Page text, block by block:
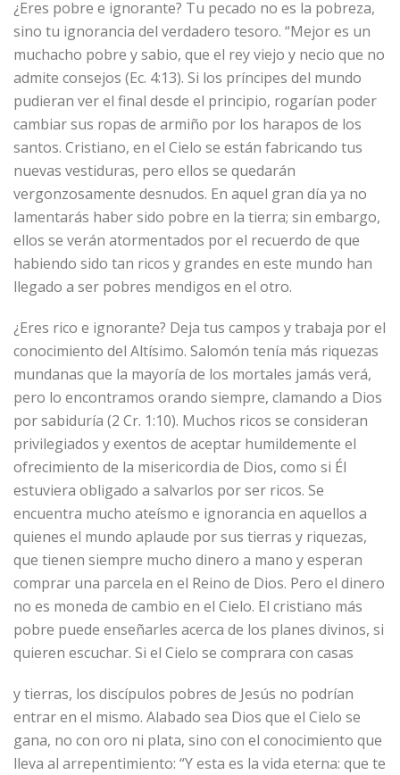
¿Eres pobre e ignorante? Tu pecado no es la pobreza,
sino tu ignorancia del verdadero tesoro. “Mejor es un
muchacho pobre y sabio, que el rey viejo y necio que no
admite consejos (Ec. 4:13). Si los príncipes del mundo
pudieran ver el final desde el principio, rogarían poder
cambiar sus ropas de armiño por los harapos de los
santos. Cristiano, en el Cielo se están fabricando tus
nuevas vestiduras, pero ellos se quedarán
vergonzosamente desnudos. En aquel gran día ya no
lamentarás haber sido pobre en la tierra; sin embargo,
ellos se verán atormentados por el recuerdo de que
habiendo sido tan ricos y grandes en este mundo han
llegado a ser pobres mendigos en el otro.
¿Eres rico e ignorante? Deja tus campos y trabaja por el
conocimiento del Altísimo. Salomón tenía más riquezas
mundanas que la mayoría de los mortales jamás verá,
pero lo encontramos orando siempre, clamando a Dios
por sabiduría (2 Cr. 1:10). Muchos ricos se consideran
privilegiados y exentos de aceptar humildemente el
ofrecimiento de la misericordia de Dios, como si Él
estuviera obligado a salvarlos por ser ricos. Se
encuentra mucho ateísmo e ignorancia en aquellos a
quienes el mundo aplaude por sus tierras y riquezas,
que tienen siempre mucho dinero a mano y esperan
comprar una parcela en el Reino de Dios. Pero el dinero
no es moneda de cambio en el Cielo. El cristiano más
pobre puede enseñarles acerca de los planes divinos, si
quieren escuchar. Si el Cielo se comprara con casas
y tierras, los discípulos pobres de Jesús no podrían
entrar en el mismo. Alabado sea Dios que el Cielo se
gana, no con oro ni plata, sino con el conocimiento que
lleva al arrepentimiento: “Y esta es la vida eterna: que te